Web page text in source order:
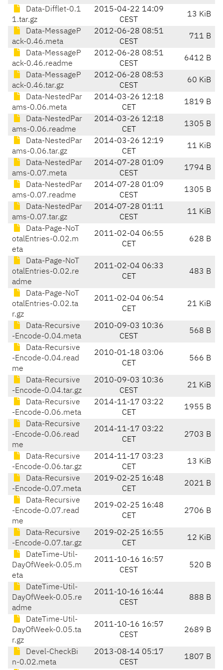
Data-Difflet-0.1
1.tar.gz
2015-04-22 14:09
CEST
13 KiB
Data-MessageP
ack-0.46.meta
2012-06-28 08:51
CEST
711 B
Data-MessageP
ack-0.46.readme
2012-06-28 08:51
CEST
6412 B
Data-MessageP
ack-0.46.tar.gz
2012-06-28 08:53
CEST
60 KiB
Data-NestedPar
ams-0.06.meta
2014-03-26 12:18
CET
1819 B
Data-NestedPar
ams-0.06.readme
2014-03-26 12:18
CET
1305 B
Data-NestedPar
ams-0.06.tar.gz
2014-03-26 12:19
CET
11 KiB
Data-NestedPar
ams-0.07.meta
2014-07-28 01:09
CEST
1794 B
Data-NestedPar
ams-0.07.readme
2014-07-28 01:09
CEST
1305 B
Data-NestedPar
ams-0.07.tar.gz
2014-07-28 01:11
CEST
11 KiB
Data-Page-NoT
otalEntries-0.02.m
eta
2011-02-04 06:55
CET
628 B
Data-Page-NoT
otalEntries-0.02.re
adme
2011-02-04 06:33
CET
483 B
Data-Page-NoT
otalEntries-0.02.ta
r.gz
2011-02-04 06:54
CET
21 KiB
Data-Recursive
-Encode-0.04.meta
2010-09-03 10:36
CEST
568 B
Data-Recursive
-Encode-0.04.read
me
2010-01-18 03:06
CET
566 B
Data-Recursive
-Encode-0.04.tar.gz
2010-09-03 10:36
CEST
21 KiB
Data-Recursive
-Encode-0.06.meta
2014-11-17 03:22
CET
1955 B
Data-Recursive
-Encode-0.06.read
me
2014-11-17 03:22
CET
2703 B
Data-Recursive
-Encode-0.06.tar.gz
2014-11-17 03:23
CET
13 KiB
Data-Recursive
-Encode-0.07.meta
2019-02-25 16:48
CET
2021 B
Data-Recursive
-Encode-0.07.read
me
2019-02-25 16:48
CET
2706 B
Data-Recursive
-Encode-0.07.tar.gz
2019-02-25 16:55
CET
12 KiB
DateTime-Util-
DayOfWeek-0.05.m
eta
2011-10-16 16:57
CEST
520 B
DateTime-Util-
DayOfWeek-0.05.re
adme
2011-10-16 16:44
CEST
888 B
DateTime-Util-
DayOfWeek-0.05.ta
r.gz
2011-10-16 16:57
CEST
2689 B
Devel-CheckBi
n-0.02.meta
2013-08-14 05:17
CEST
1807 B